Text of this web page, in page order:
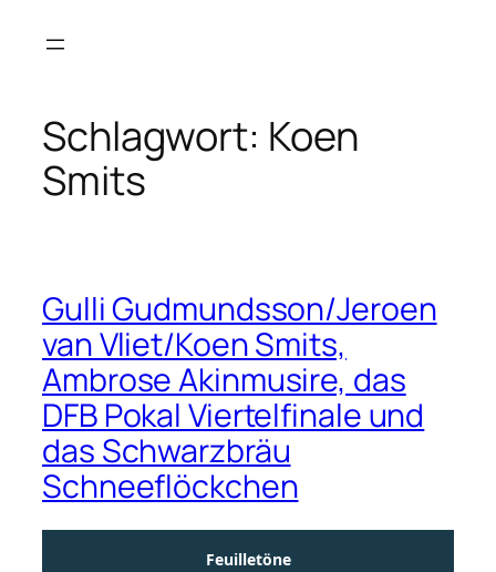
Inhalt
Schlagwort: Koen
Smits
Gulli Gudmundsson/Jeroen
van Vliet/Koen Smits,
Ambrose Akinmusire, das
DFB Pokal Viertelfinale und
das Schwarzbräu
Schneeflöckchen